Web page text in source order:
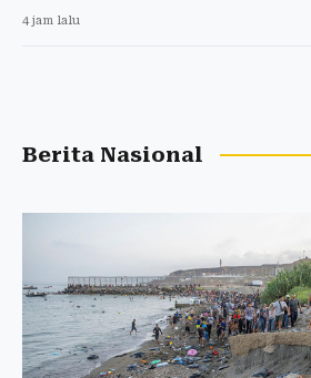
4 jam lalu
Berita Nasional